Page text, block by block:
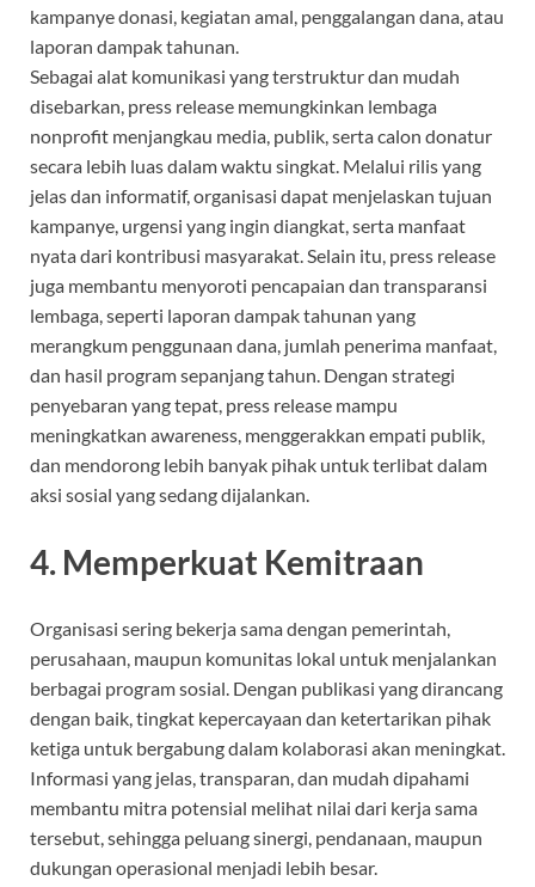
kampanye donasi, kegiatan amal, penggalangan dana, atau
laporan dampak tahunan.
Sebagai alat komunikasi yang terstruktur dan mudah
disebarkan, press release memungkinkan lembaga
nonprofit menjangkau media, publik, serta calon donatur
secara lebih luas dalam waktu singkat. Melalui rilis yang
jelas dan informatif, organisasi dapat menjelaskan tujuan
kampanye, urgensi yang ingin diangkat, serta manfaat
nyata dari kontribusi masyarakat. Selain itu, press release
juga membantu menyoroti pencapaian dan transparansi
lembaga, seperti laporan dampak tahunan yang
merangkum penggunaan dana, jumlah penerima manfaat,
dan hasil program sepanjang tahun. Dengan strategi
penyebaran yang tepat, press release mampu
meningkatkan awareness, menggerakkan empati publik,
dan mendorong lebih banyak pihak untuk terlibat dalam
aksi sosial yang sedang dijalankan.
4. Memperkuat Kemitraan
Organisasi sering bekerja sama dengan pemerintah,
perusahaan, maupun komunitas lokal untuk menjalankan
berbagai program sosial. Dengan publikasi yang dirancang
dengan baik, tingkat kepercayaan dan ketertarikan pihak
ketiga untuk bergabung dalam kolaborasi akan meningkat.
Informasi yang jelas, transparan, dan mudah dipahami
membantu mitra potensial melihat nilai dari kerja sama
tersebut, sehingga peluang sinergi, pendanaan, maupun
dukungan operasional menjadi lebih besar.